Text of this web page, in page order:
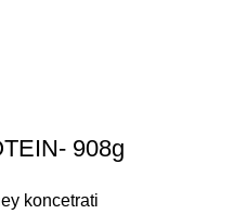
908g
koncetrati